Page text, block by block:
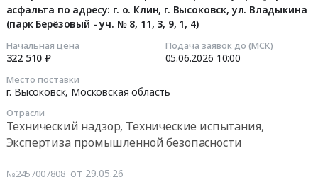
асфальта по адресу: г. о. Клин, г. Высоковск, ул. Владыкина
(парк Берёзовый - уч. № 8, 11, 3, 9, 1, 4)
Начальная цена
322 510 ₽
Подача заявок до (МСК)
05.06.2026 10:00
Место поставки
г. Высоковск, Московская область
Отрасли
Технический надзор, Технические испытания,
Экспертиза промышленной безопасности
№2457007808 от 29.05.26